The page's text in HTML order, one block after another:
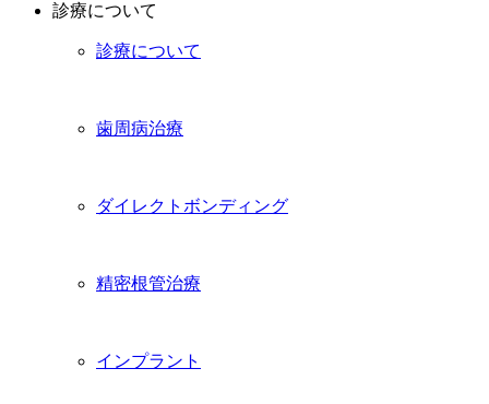
診療について
診療について
歯周病治療
ダイレクトボンディング
精密根管治療
インプラント